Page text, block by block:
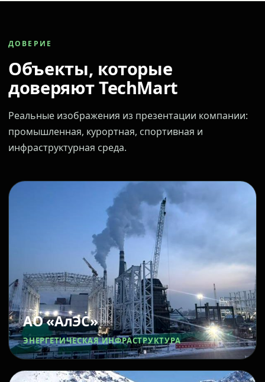
ДОВЕРИЕ
Объекты, которые
доверяют TechMart
Реальные изображения из презентации компании:
промышленная, курортная, спортивная и
инфраструктурная среда.
АО «АлЭС»
ЭНЕРГЕТИЧЕСКАЯ ИНФРАСТРУКТУРА